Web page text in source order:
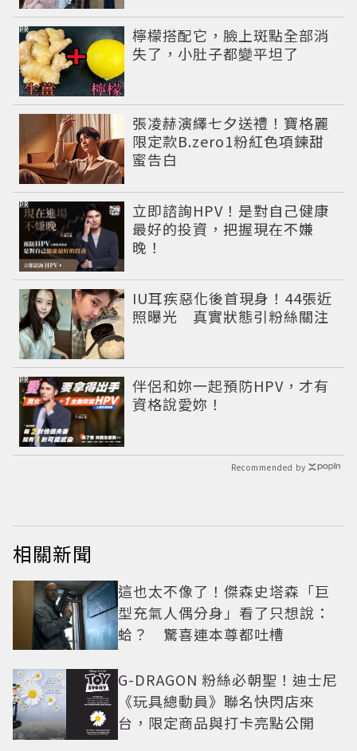
檸檬搭配它，臉上斑點全部消
失了，小肚子都變平坦了
PR
張凌赫演繹七夕送禮！寶格麗
限定款B.zero1粉紅色項鍊甜
蜜告白
立即諮詢HPV！是對自己健康
最好的投資，把握現在不嫌
晚！
PR
IU耳疾惡化後首現身！44張近
照曝光 真實狀態引粉絲關注
伴侶和妳一起預防HPV，才有
資格說愛妳！
PR
Recommended by
相關新聞
這也太不像了！傑森史塔森「巨
型充氣人偶分身」看了只想說：
蛤？ 驚喜連本尊都吐槽
G-DRAGON 粉絲必朝聖！迪士尼
《玩具總動員》聯名快閃店來
台，限定商品與打卡亮點公開